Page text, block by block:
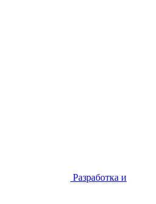
Разработка и